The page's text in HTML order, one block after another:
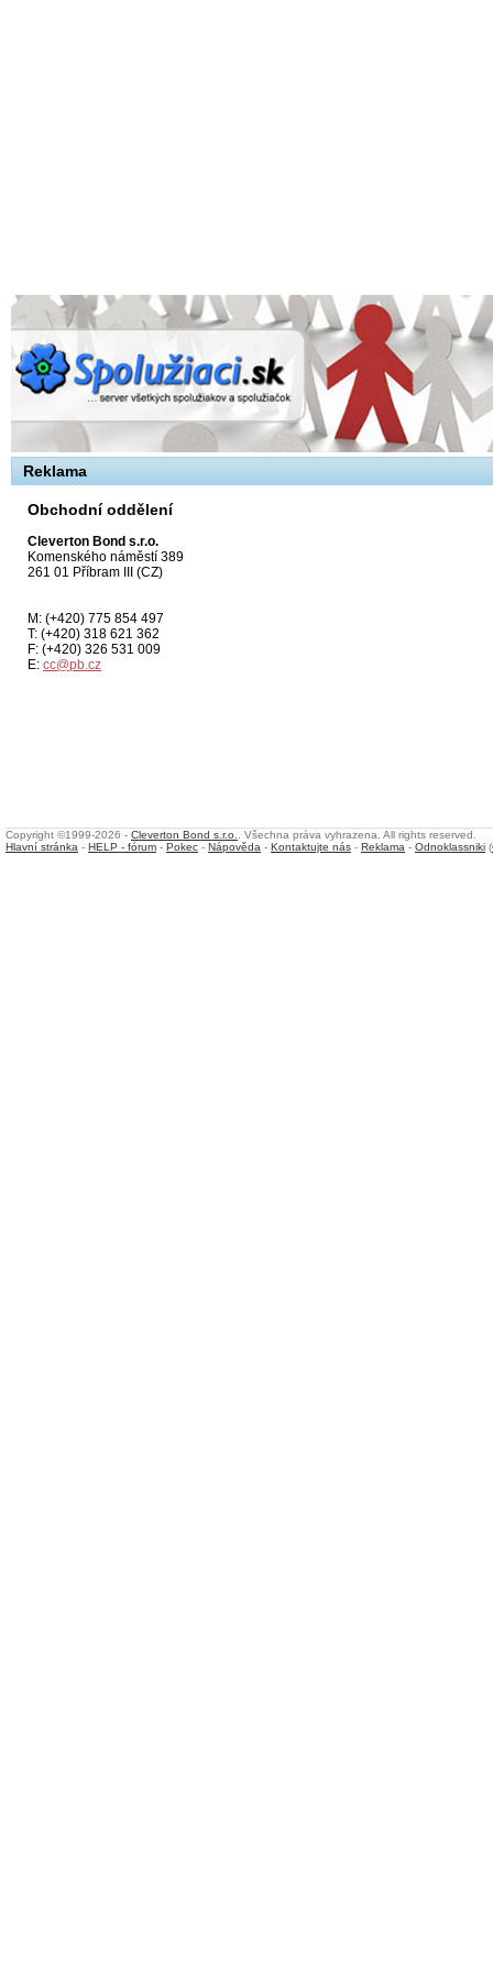
Reklama
Obchodní oddělení
Cleverton Bond s.r.o.
Komenského náměstí 389
261 01 Příbram III (CZ)
M: (+420) 775 854 497
T: (+420) 318 621 362
F: (+420) 326 531 009
E: cc@pb.cz
Copyright ©1999-2026 - Cleverton Bond s.r.o.
. Všechna práva vyhrazena. All rights reserved.
Hlavní stránka - HELP - fórum - Pokec - Nápověda - Kontaktujte nás - Reklama - Odnoklassniki (